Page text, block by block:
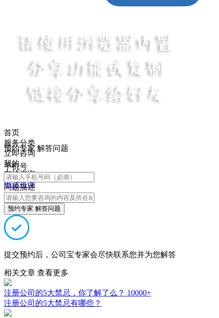
首页
服务分类
立即咨询
我的
在线咨询
电话咨询
预约专家 解答问题
手机号
问题描述
预约专家 解答问题
提交预约后，公司宝专家会尽快联系您并为您解答
相关文章 查看更多
注册公司的5大禁忌，你了解了么？ 10000+
注册公司的5大禁忌有哪些？